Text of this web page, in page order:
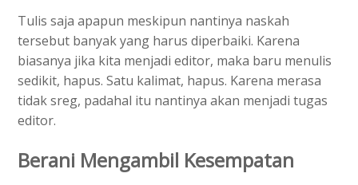
Tulis saja apapun meskipun nantinya naskah
tersebut banyak yang harus diperbaiki. Karena
biasanya jika kita menjadi editor, maka baru menulis
sedikit, hapus. Satu kalimat, hapus. Karena merasa
tidak sreg, padahal itu nantinya akan menjadi tugas
editor.
Berani Mengambil Kesempatan